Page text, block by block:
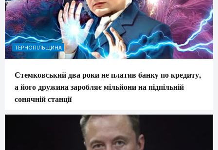
ТЕРНОПІЛЬЩИНА
Стемковський два роки не платив банку по кредиту,
а його дружина заробляє мільйони на підпільній
сонячній станції